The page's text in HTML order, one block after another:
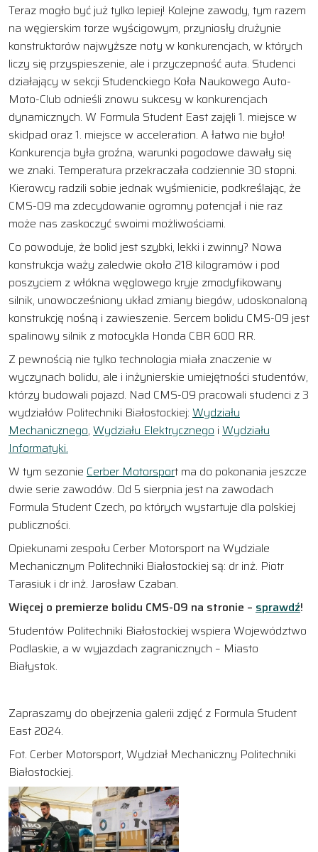
Teraz mogło być już tylko lepiej! Kolejne zawody, tym razem
na węgierskim torze wyścigowym, przyniosły drużynie
konstruktorów najwyższe noty w konkurencjach, w których
liczy się przyspieszenie, ale i przyczepność auta. Studenci
działający w sekcji Studenckiego Koła Naukowego Auto-
Moto-Club odnieśli znowu sukcesy w konkurencjach
dynamicznych. W Formula Student East zajęli 1. miejsce w
skidpad oraz 1. miejsce w acceleration. A łatwo nie było!
Konkurencja była groźna, warunki pogodowe dawały się
we znaki. Temperatura przekraczała codziennie 30 stopni.
Kierowcy radzili sobie jednak wyśmienicie, podkreślając, że
CMS-09 ma zdecydowanie ogromny potencjał i nie raz
może nas zaskoczyć swoimi możliwościami.
Co powoduje, że bolid jest szybki, lekki i zwinny? Nowa
konstrukcja waży zaledwie około 218 kilogramów i pod
poszyciem z włókna węglowego kryje zmodyfikowany
silnik, unowocześniony układ zmiany biegów, udoskonaloną
konstrukcję nośną i zawieszenie. Sercem bolidu CMS-09 jest
spalinowy silnik z motocykla Honda CBR 600 RR.
Z pewnością nie tylko technologia miała znaczenie w
wyczynach bolidu, ale i inżynierskie umiejętności studentów,
którzy budowali pojazd. Nad CMS-09 pracowali studenci z 3
wydziałów Politechniki Białostockiej: Wydziału
Mechanicznego, Wydziału Elektrycznego i Wydziału
Informatyki.
W tym sezonie Cerber Motorsport ma do pokonania jeszcze
dwie serie zawodów. Od 5 sierpnia jest na zawodach
Formula Student Czech, po których wystartuje dla polskiej
publiczności.
Opiekunami zespołu Cerber Motorsport na Wydziale
Mechanicznym Politechniki Białostockiej są: dr inż. Piotr
Tarasiuk i dr inż. Jarosław Czaban.
Więcej o premierze bolidu CMS-09 na stronie – sprawdź!
Studentów Politechniki Białostockiej wspiera Województwo
Podlaskie, a w wyjazdach zagranicznych – Miasto
Białystok.
Zapraszamy do obejrzenia galerii zdjęć z Formula Student
East 2024.
Fot. Cerber Motorsport, Wydział Mechaniczny Politechniki
Białostockiej.